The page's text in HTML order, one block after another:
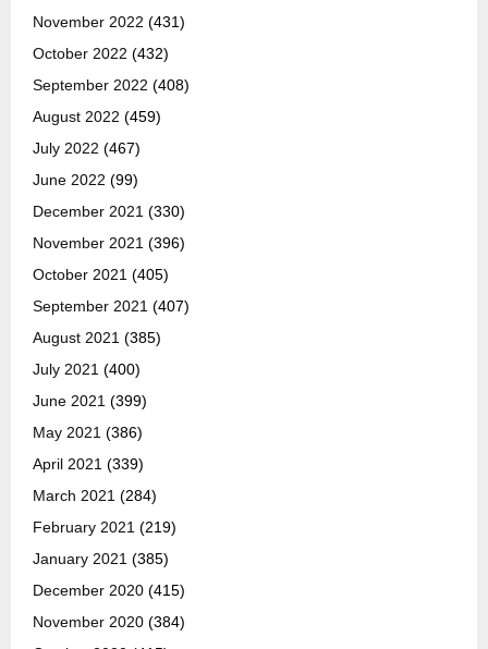
November 2022 (431)
October 2022 (432)
September 2022 (408)
August 2022 (459)
July 2022 (467)
June 2022 (99)
December 2021 (330)
November 2021 (396)
October 2021 (405)
September 2021 (407)
August 2021 (385)
July 2021 (400)
June 2021 (399)
May 2021 (386)
April 2021 (339)
March 2021 (284)
February 2021 (219)
January 2021 (385)
December 2020 (415)
November 2020 (384)